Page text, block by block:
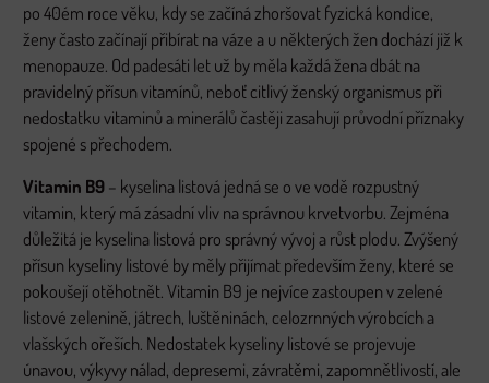
po 40ém roce věku, kdy se začíná zhoršovat fyzická kondice,
ženy často začínají přibírat na váze a u některých žen dochází již k
menopauze. Od padesáti let už by měla každá žena dbát na
pravidelný přísun vitamínů, neboť citlivý ženský organismus při
nedostatku vitaminů a minerálů častěji zasahují průvodní příznaky
spojené s přechodem.
Vitamin B9– kyselina listová jedná se o ve vodě rozpustný
vitamin, který má zásadní vliv na správnou krvetvorbu. Zejména
důležitá je kyselina listová pro správný vývoj a růst plodu. Zvýšený
přísun kyseliny listové by měly přijímat především ženy, které se
pokoušejí otěhotnět. Vitamin B9 je nejvíce zastoupen v zelené
listové zelenině, játrech, luštěninách, celozrnných výrobcích a
vlašských ořeších. Nedostatek kyseliny listové se projevuje
únavou, výkyvy nálad, depresemi, závratěmi, zapomnětlivostí, ale